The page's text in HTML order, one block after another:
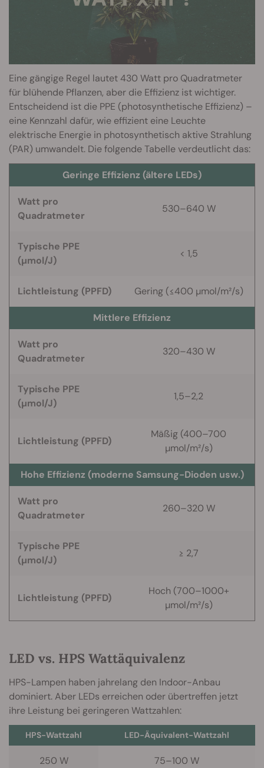
Eine gängige Regel lautet 430 Watt pro Quadratmeter
für blühende Pflanzen, aber die Effizienz ist wichtiger.
Entscheidend ist die PPE (photosynthetische Effizienz) –
eine Kennzahl dafür, wie effizient eine Leuchte
elektrische Energie in photosynthetisch aktive Strahlung
(PAR) umwandelt. Die folgende Tabelle verdeutlicht das:
Geringe Effizienz (ältere LEDs)
Watt pro
Quadratmeter
530–640 W
Typische PPE
(µmol/J)
< 1,5
Lichtleistung (PPFD) Gering (≤400 µmol/m²/s)
Mittlere Effizienz
Watt pro
Quadratmeter
320–430 W
Typische PPE
(µmol/J)
1,5–2,2
Lichtleistung (PPFD)
Mäßig (400–700
µmol/m²/s)
Hohe Effizienz (moderne Samsung-Dioden usw.)
Watt pro
Quadratmeter
260–320 W
Typische PPE
(µmol/J)
≥ 2,7
Lichtleistung (PPFD)
Hoch (700–1000+
µmol/m²/s)
LED vs. HPS Wattäquivalenz
HPS-Lampen haben jahrelang den Indoor-Anbau
dominiert. Aber LEDs erreichen oder übertreffen jetzt
ihre Leistung bei geringeren Wattzahlen:
HPS-Wattzahl LED-Äquivalent-Wattzahl
250 W 75–100 W